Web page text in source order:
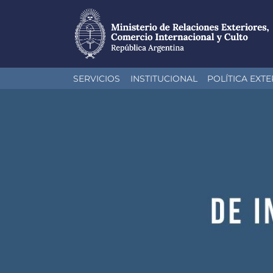
SERVICIOS INSTITUCIONAL POLÍTICA